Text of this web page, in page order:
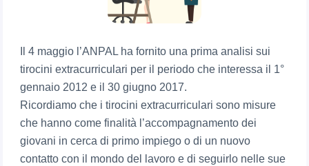
Il 4 maggio l’ANPAL ha fornito una prima analisi sui
tirocini extracurriculari per il periodo che interessa il 1°
gennaio 2012 e il 30 giugno 2017.
Ricordiamo che i tirocini extracurriculari sono misure
che hanno come finalità l’accompagnamento dei
giovani in cerca di primo impiego o di un nuovo
contatto con il mondo del lavoro e di seguirlo nelle sue